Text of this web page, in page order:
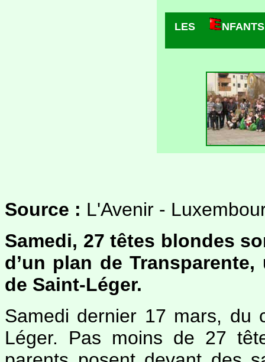
LES
Source : L'Avenir -
Samedi, 27 têtes blondes
d’un plan de
de Saint-Léger.
Samedi dernier 17 mars, du
Léger. Pas moins de 27